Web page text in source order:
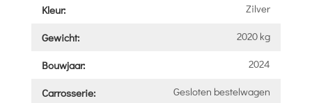
Kleur: Zilver
Gewicht: 2020 kg
Bouwjaar: 2024
Carrosserie: Gesloten bestelwagen